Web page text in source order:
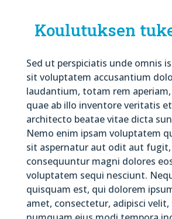
Koulutuksen
Sed ut perspiciatis unde omnis
sit voluptatem accusantium
laudantium, totam rem aperiam,
quae ab illo inventore veritatis
architecto beatae vitae dicta
Nemo enim ipsam voluptatem
sit aspernatur aut odit aut fugit,
consequuntur magni dolores
voluptatem sequi nesciunt.
quisquam est, qui dolorem
amet, consectetur, adipisci velit,